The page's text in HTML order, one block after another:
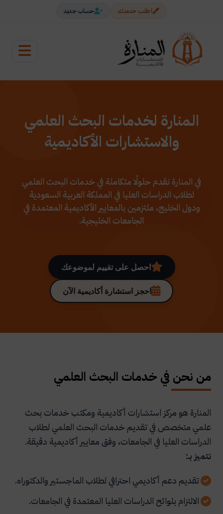
اطلب خدمتك حساب جديد
المنارة لخدمات البحث العلمي
والاستشارات الأكاديمية
في المنارة نقدم حلولًا متكاملة في خدمات البحث العلمي
لطلاب الدراسات العليا في المملكة العربية السعودية
ودول الخليج، ملتزمين بالمعايير الأكاديمية المعتمدة في
الجامعات الخليجية.
احصل على تقييم لموضوعك
احجز استشارة أكاديمية الآن
من نحن في خدمات البحث العلمي
المنارة هو مركز استشارات أكاديمية ومكتب خدمات بحث
علمي متخصص في تقديم خدمات البحث العلمي لطلاب
الدراسات العليا في الجامعات، وفق معايير أكاديمية دقيقة.
نتميز بـ:
تقديم دعم أكاديمي احترافي لطلاب الماجستير والدكتوراه.
الالتزام بلوائح الدراسات العليا المعتمدة في الجامعات.